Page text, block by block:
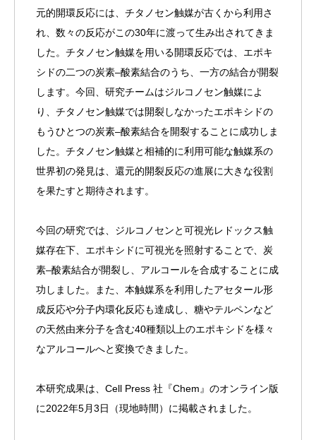
元的開環反応には、チタノセン触媒が古くから利用さ
れ、数々の反応がこの30年に渡って生み出されてきま
した。チタノセン触媒を用いる開環反応では、エポキ
シドの二つの炭素–酸素結合のうち、一方の結合が開裂
します。今回、研究チームはジルコノセン触媒によ
り、チタノセン触媒では開裂しなかったエポキシドの
もうひとつの炭素–酸素結合を開裂することに成功しま
した。チタノセン触媒と相補的に利用可能な触媒系の
世界初の発見は、還元的開裂反応の進展に大きな役割
を果たすと期待されます。
今回の研究では、ジルコノセンと可視光レドックス触
媒存在下、エポキシドに可視光を照射することで、炭
素–酸素結合が開裂し、アルコールを合成することに成
功しました。また、本触媒系を利用したアセタール形
成反応や分子内環化反応も達成し、糖やテルペンなど
の天然由来分子を含む40種類以上のエポキシドを様々
なアルコールへと変換できました。
本研究成果は、Cell Press 社『Chem 』のオンライン版
に2022年5月3日（現地時間）に掲載されました。